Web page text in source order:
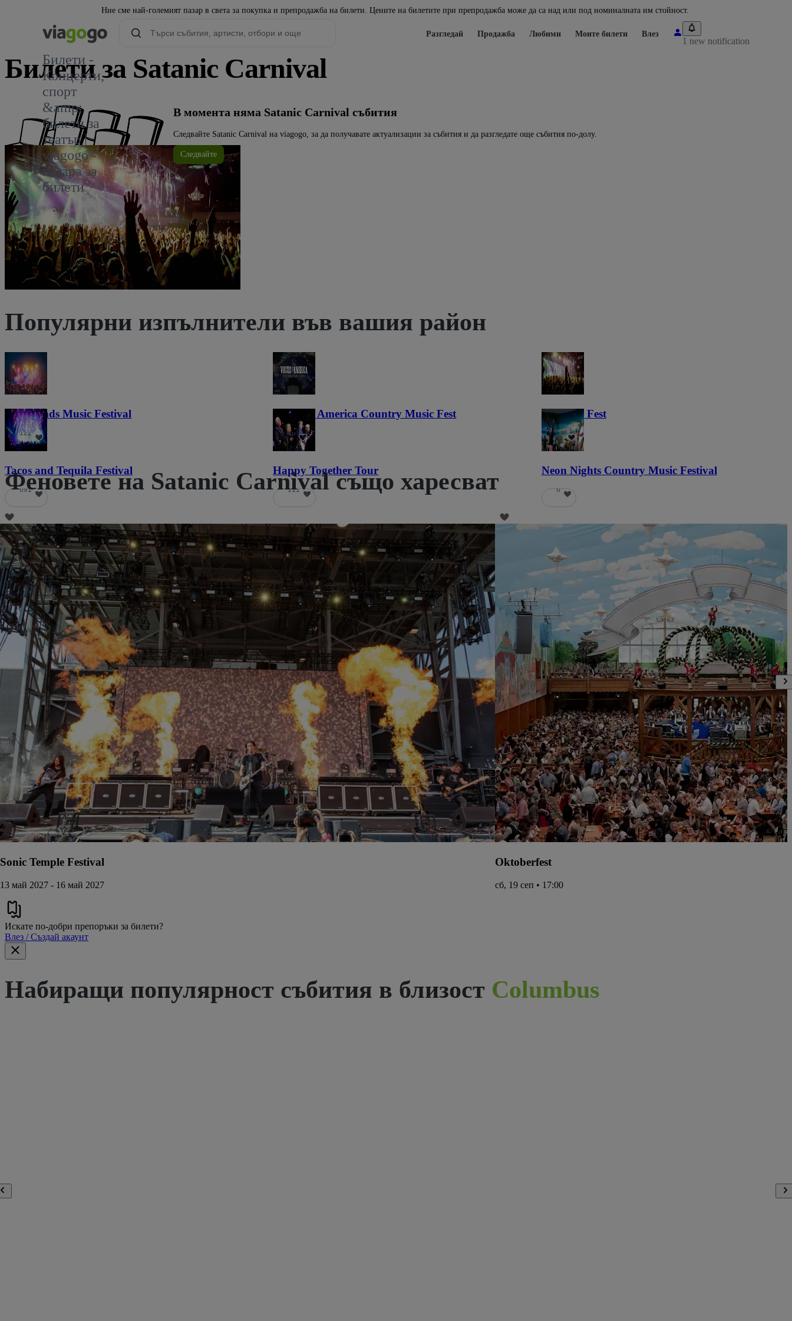
Ние сме най-големият пазар в света за покупка и препродажба на билети. Цените на билетите при препродажба може да са над или под номиналната им стойност.
Билети -
Концерти,
спорт
&amp;
билети за
театър |
viagogo -
пазара за
билети
Разгледай Продажба Любими Моите билети Влез
1 new notification
Билети за Satanic Carnival
В момента няма Satanic Carnival събития
Следвайте Satanic Carnival на viagogo, за да получавате актуализации за събития и да разгледате още събития по-долу.
Следвайте
Популярни изпълнители във вашия район
Lost Lands Music Festival
121
Voices of America Country Music Fest
36
Haunted Fest
59
Tacos and Tequila Festival
691
Happy Together Tour
111
Neon Nights Country Music Festival
6
Феновете на Satanic Carnival също харесват
Sonic Temple Festival
13 май 2027 - 16 май 2027
Oktoberfest
сб, 19 сеп • 17:00
Искате по-добри препоръки за билети?
Влез / Създай акаунт
Набиращи популярност събития в близост Columbus